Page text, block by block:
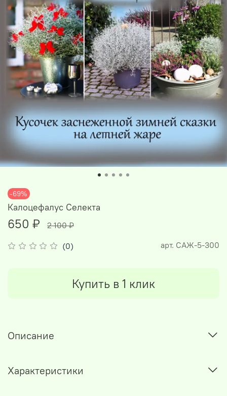
-69%
(0) арт. САЖ-5-300
Калоцефалус Селекта
650 ₽ 2 100 ₽
Купить в 1 клик
Описание
Характеристики